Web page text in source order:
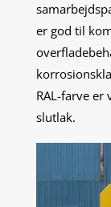
er god til
RAL-farve er
slutlak.